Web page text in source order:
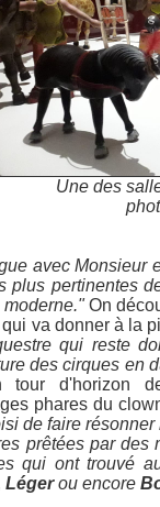
Une des
avec Monsieur
plus pertinentes
On
va donner à la
qui reste
des cirques en
tour d'horizon
phares du
de faire
prêtées par des
qui ont trouvé
Légerou encore